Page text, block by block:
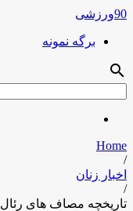
90ورزشی
برگه نمونه
search
Home
/
اخبار زنان
/
تاریخچه مصاف های